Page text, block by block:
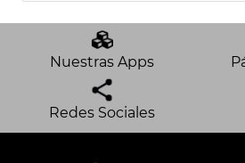
Nuestras Apps
Redes Sociales